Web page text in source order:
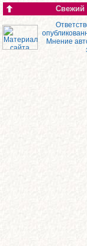
Свежий
Мнение